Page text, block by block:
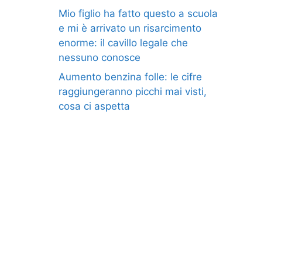
Mio figlio ha fatto questo a scuola
e mi è arrivato un risarcimento
enorme: il cavillo legale che
nessuno conosce
Aumento benzina folle: le cifre
raggiungeranno picchi mai visti,
cosa ci aspetta